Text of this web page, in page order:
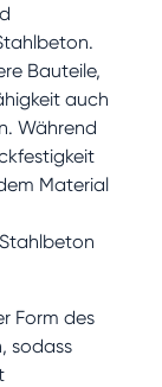
Bauteile,
auch
Während
Material
Form des
sodass